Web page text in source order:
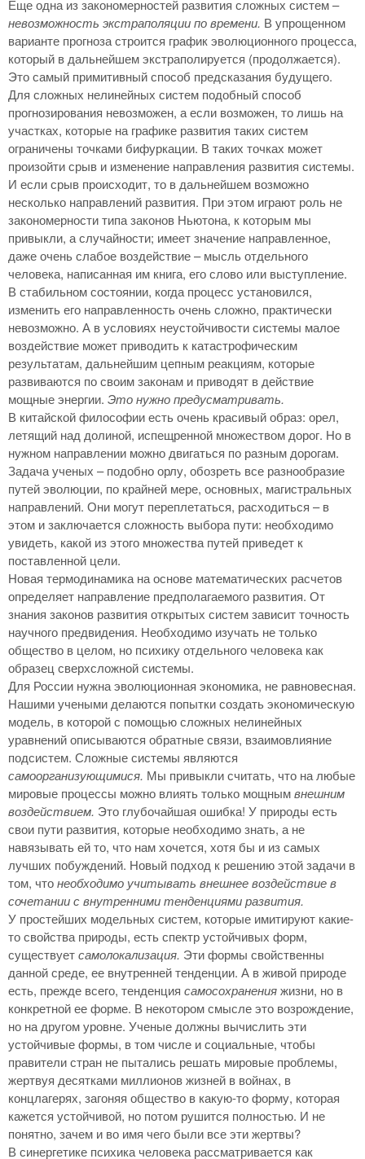
Еще одна из закономерностей развития сложных систем –
невозможность экстраполяции по времени. В упрощенном
варианте прогноза строится график эволюционного процесса,
который в дальнейшем экстраполируется (продолжается).
Это самый примитивный способ предсказания будущего.
Для сложных нелинейных систем подобный способ
прогнозирования невозможен, а если возможен, то лишь на
участках, которые на графике развития таких систем
ограничены точками бифуркации. В таких точках может
произойти срыв и изменение направления развития системы.
И если срыв происходит, то в дальнейшем возможно
несколько направлений развития. При этом играют роль не
закономерности типа законов Ньютона, к которым мы
привыкли, а случайности; имеет значение направленное,
даже очень слабое воздействие – мысль отдельного
человека, написанная им книга, его слово или выступление.
В стабильном состоянии, когда процесс установился,
изменить его направленность очень сложно, практически
невозможно. А в условиях неустойчивости системы малое
воздействие может приводить к катастрофическим
результатам, дальнейшим цепным реакциям, которые
развиваются по своим законам и приводят в действие
мощные энергии. Это нужно предусматривать.
В китайской философии есть очень красивый образ: орел,
летящий над долиной, испещренной множеством дорог. Но в
нужном направлении можно двигаться по разным дорогам.
Задача ученых – подобно орлу, обозреть все разнообразие
путей эволюции, по крайней мере, основных, магистральных
направлений. Они могут переплетаться, расходиться – в
этом и заключается сложность выбора пути: необходимо
увидеть, какой из этого множества путей приведет к
поставленной цели.
Новая термодинамика на основе математических расчетов
определяет направление предполагаемого развития. От
знания законов развития открытых систем зависит точность
научного предвидения. Необходимо изучать не только
общество в целом, но психику отдельного человека как
образец сверхсложной системы.
Для России нужна эволюционная экономика, не равновесная.
Нашими учеными делаются попытки создать экономическую
модель, в которой с помощью сложных нелинейных
уравнений описываются обратные связи, взаимовлияние
подсистем. Сложные системы являются
самоорганизующимися. Мы привыкли считать, что на любые
мировые процессы можно влиять только мощнымвнешним
воздействием. Это глубочайшая ошибка! У природы есть
свои пути развития, которые необходимо знать, а не
навязывать ей то, что нам хочется, хотя бы и из самых
лучших побуждений. Новый подход к решению этой задачи в
том, чтонеобходимо учитывать внешнее воздействие в
сочетании с внутренними тенденциями развития.
У простейших модельных систем, которые имитируют какие-
то свойства природы, есть спектр устойчивых форм,
существуетсамолокализация. Эти формы свойственны
данной среде, ее внутренней тенденции. А в живой природе
есть, прежде всего, тенденция самосохраненияжизни, но в
конкретной ее форме. В некотором смысле это возрождение,
но на другом уровне. Ученые должны вычислить эти
устойчивые формы, в том числе и социальные, чтобы
правители стран не пытались решать мировые проблемы,
жертвуя десятками миллионов жизней в войнах, в
концлагерях, загоняя общество в какую-то форму, которая
кажется устойчивой, но потом рушится полностью. И не
понятно, зачем и во имя чего были все эти жертвы?
В синергетике психика человека рассматривается как